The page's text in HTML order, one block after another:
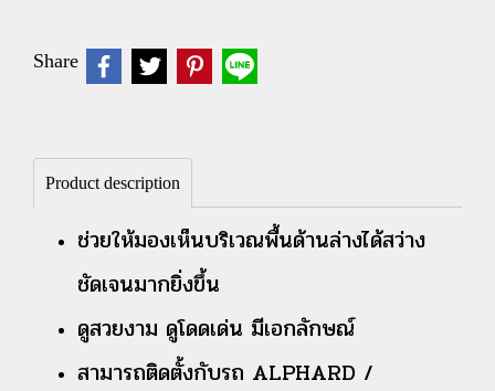
Share
Product description
ช่วยให้มองเห็นบริเวณพื้นด้านล่างได้สว่าง
ชัดเจนมากยิ่งขึ้น
ดูสวยงาม ดูโดดเด่น มีเอกลักษณ์
สามารถติดตั้งกับรถ ALPHARD /